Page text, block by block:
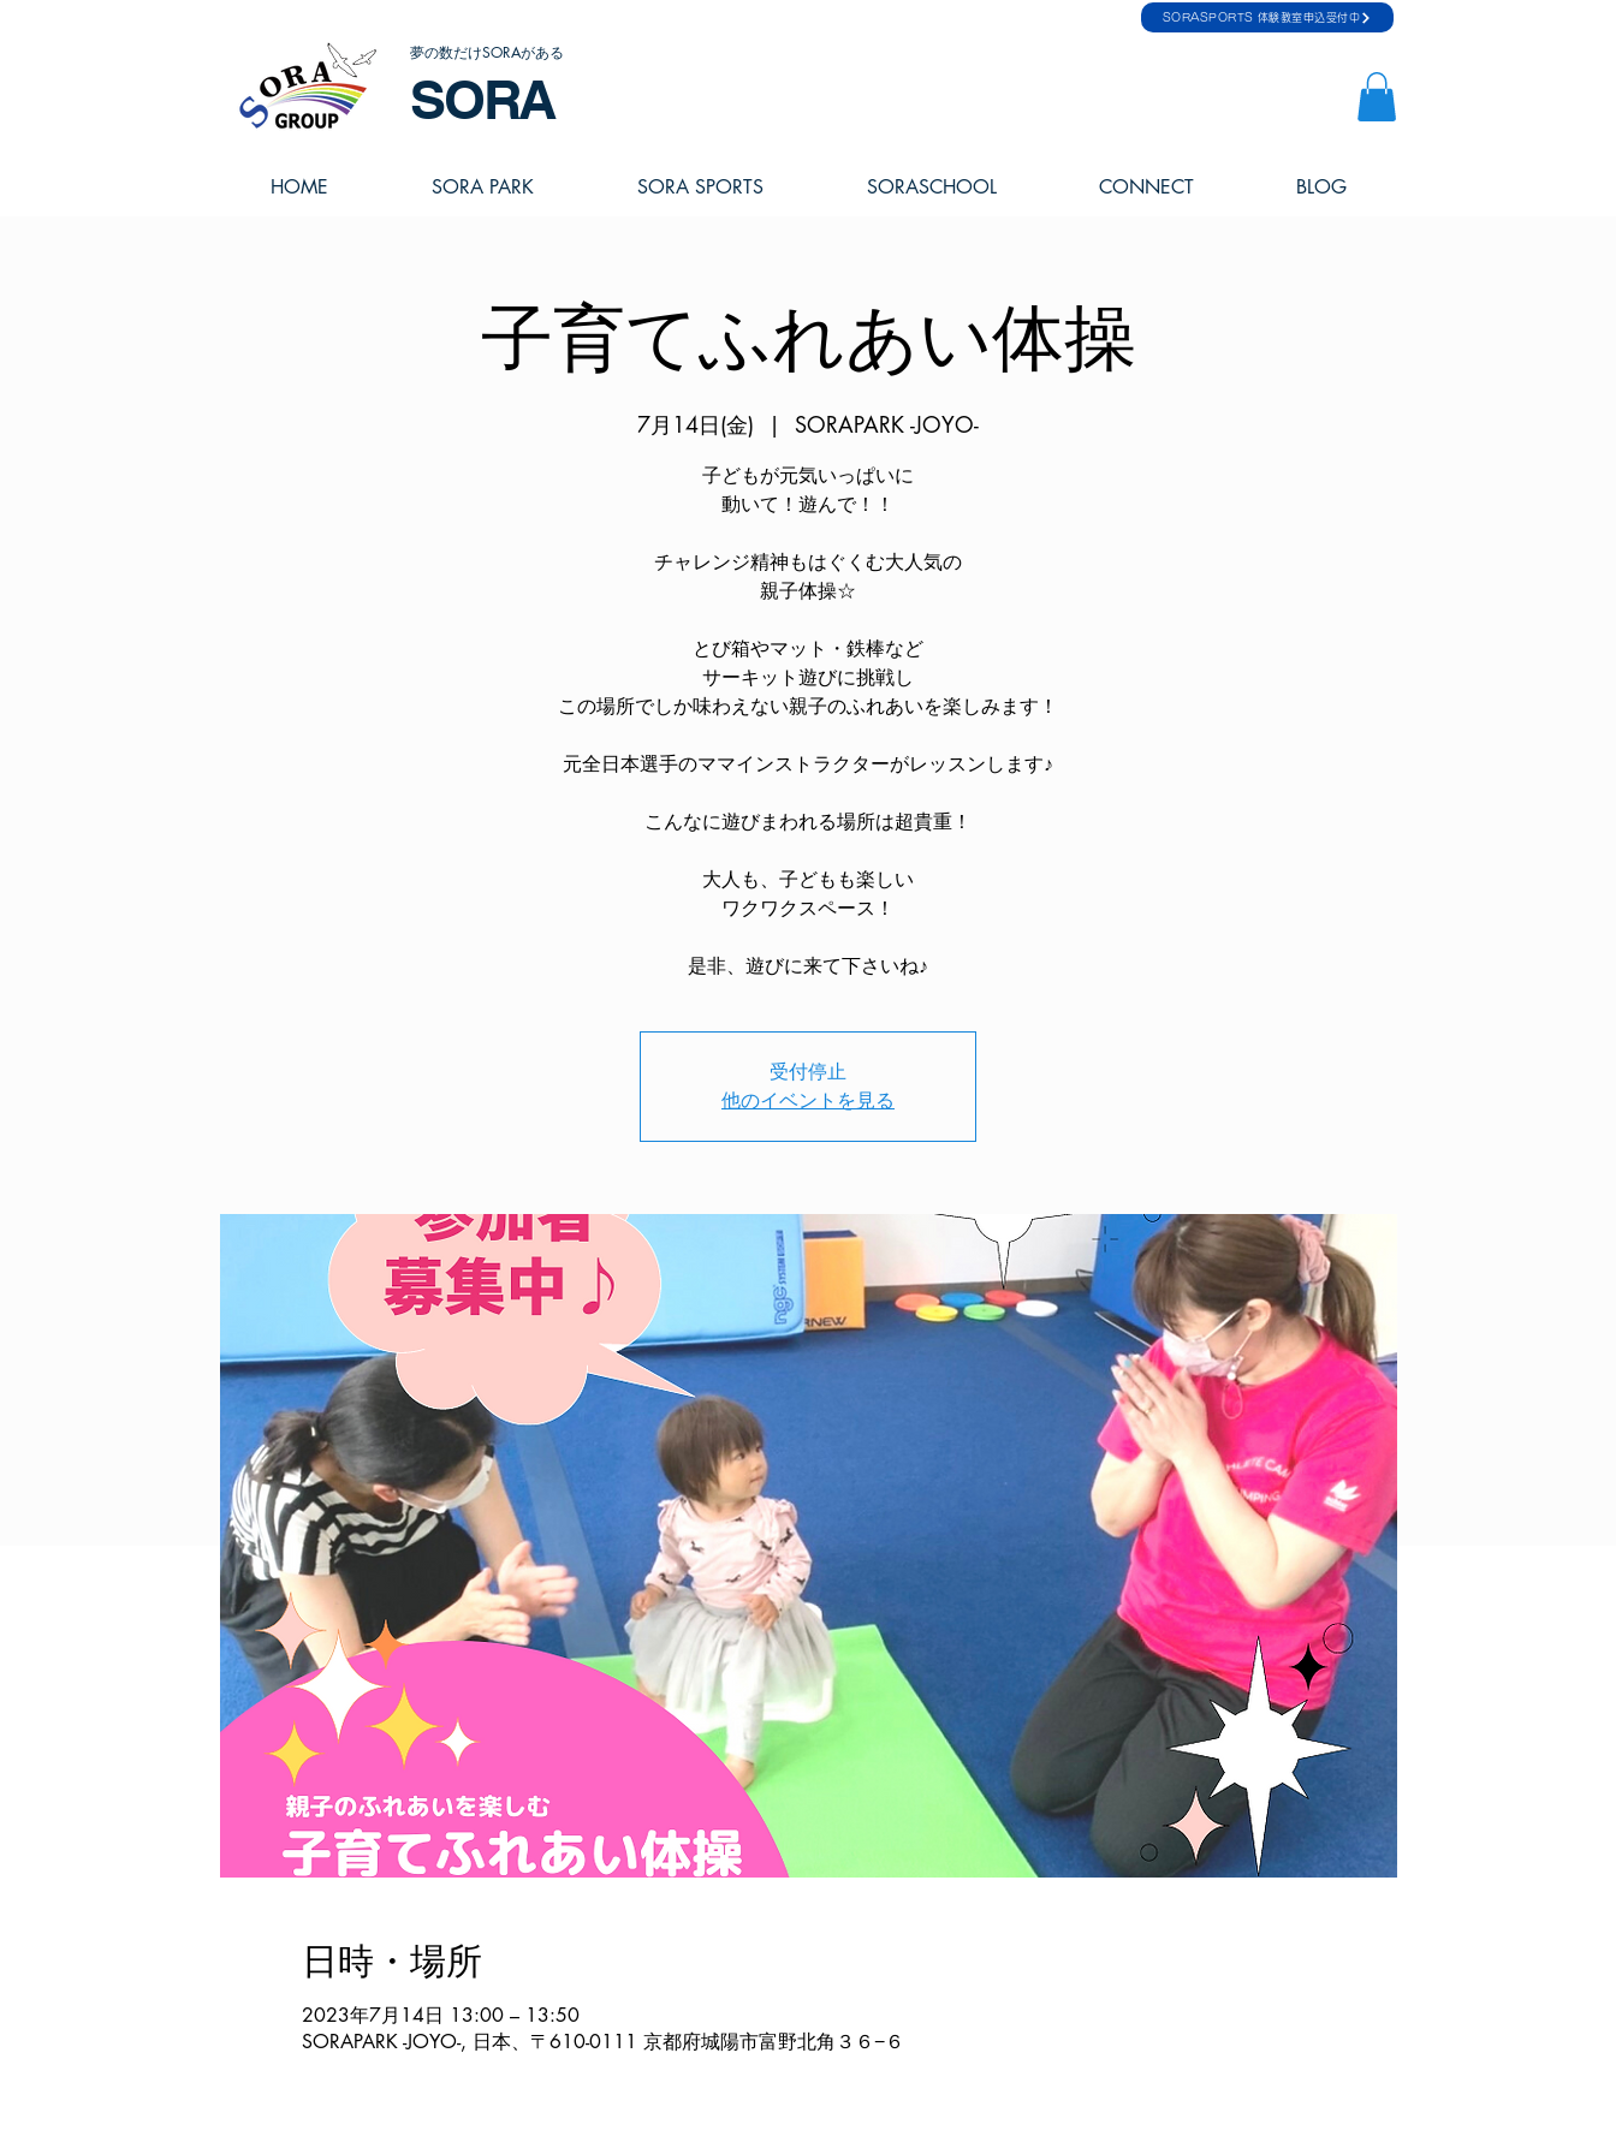
夢の数だけSORAがある
SORA
SORASPORTS 体験教室申込受付中
HOME SORA PARK SORA SPORTS SORASCHOOL CONNECT BLOG
子育てふれあい体操
7月14日(金)
  |
SORAPARK -JOYO-
子どもが元気いっぱいに
動いて！遊んで！！
チャレンジ精神もはぐくむ大人気の
親子体操☆
とび箱やマット・鉄棒など
サーキット遊びに挑戦し
この場所でしか味わえない親子のふれあいを楽しみます！
元全日本選手のママインストラクターがレッスンします♪
こんなに遊びまわれる場所は超貴重！
大人も、子どもも楽しい
ワクワクスペース！
是非、遊びに来て下さいね♪
受付停止
他のイベントを見る
日時・場所
2023年7月14日 13:00 – 13:50
SORAPARK -JOYO-, 日本、〒610-0111 京都府城陽市富野北角３６−６